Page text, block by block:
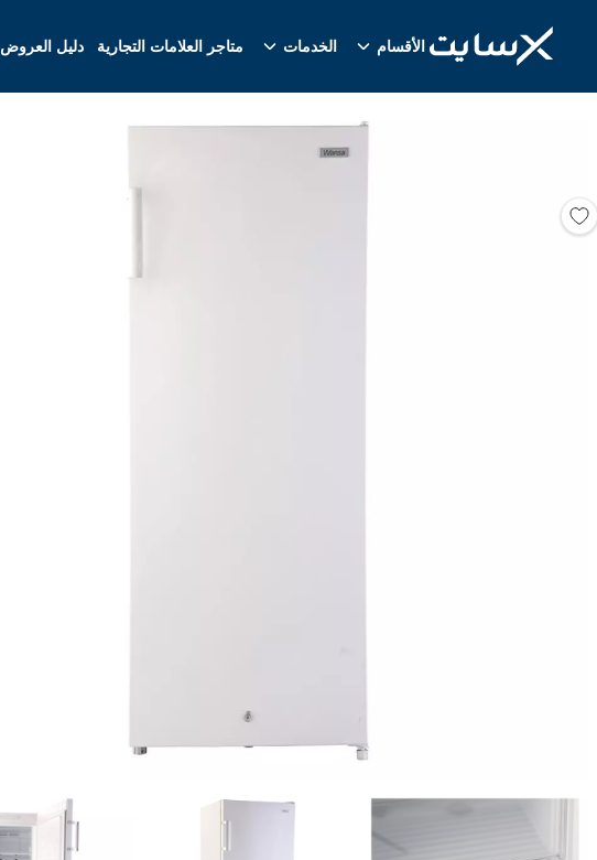
الأقسام الخدمات متاجر العلامات التجارية دليل العروض